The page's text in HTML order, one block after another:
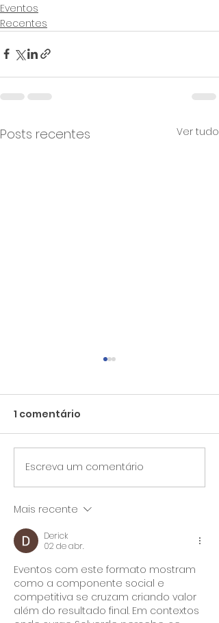
Eventos
Recentes
Posts recentes Ver tudo
Mundial Rackets Pro
1 comentário
Escreva um comentário
Mais recente
Derick
02 de abr.
Eventos com este formato mostram
como a componente social e
competitiva se cruzam criando valor
além do resultado final. Em contextos